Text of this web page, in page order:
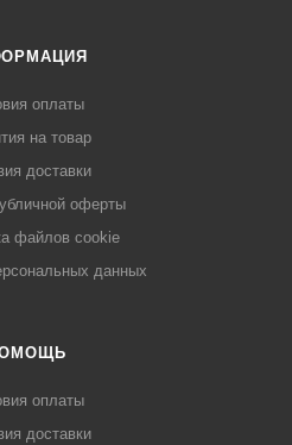
оплаты
на товар
доставки
оферты
файлов cookie
данных
оплаты
доставки